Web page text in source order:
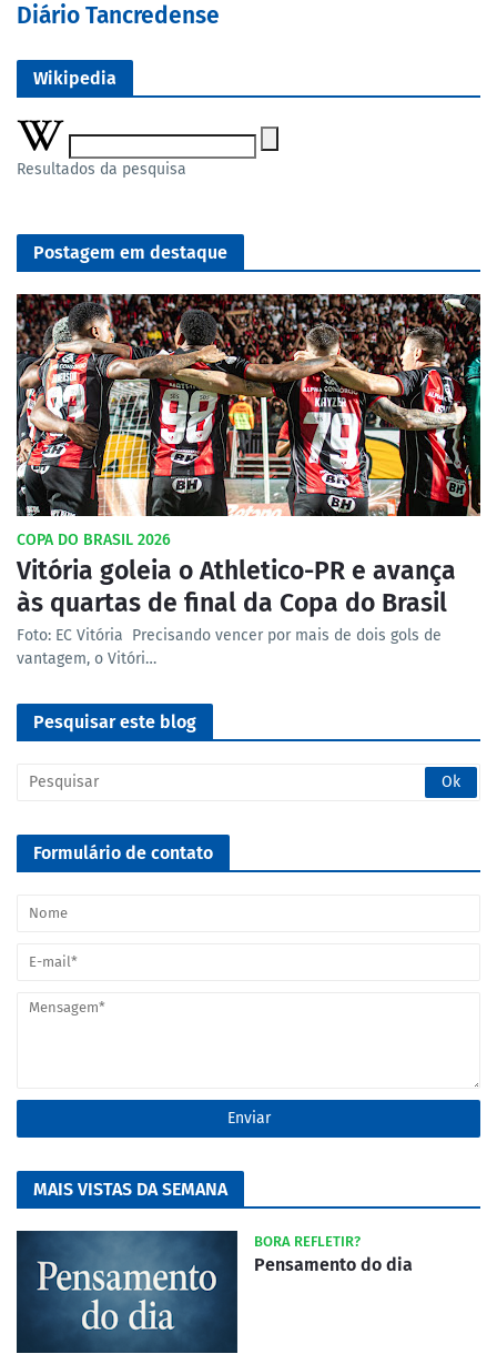
Diário Tancredense
Wikipedia
Resultados da pesquisa
Postagem em destaque
COPA DO BRASIL 2026
Vitória goleia o Athletico-PR e avança
às quartas de final da Copa do Brasil
Foto: EC Vitória Precisando vencer por mais de dois gols de
vantagem, o Vitóri…
Pesquisar este blog
Formulário de contato
MAIS VISTAS DA SEMANA
BORA REFLETIR?
Pensamento do dia